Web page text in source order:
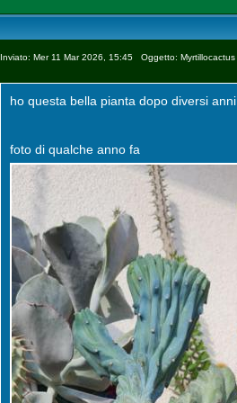
Inviato: Mer 11 Mar 2026, 15:45 Oggetto: Myrtillocactus
ho questa bella pianta dopo diversi anni
foto di qualche anno fa